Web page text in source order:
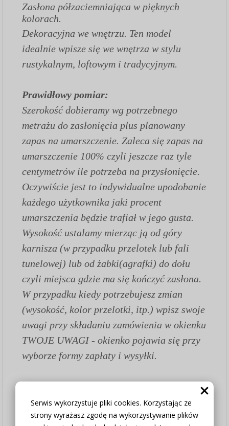
Serwis wykorzystuje pliki cookies. Korzystając ze
strony wyrażasz zgodę na wykorzystywanie plików
Zasłona półzaciemniająca w pięknych
kolorach.
Dekoracyjna we wnętrzu. Ten model
idealnie wpisze się we wnętrza w stylu
rustykalnym, loftowym i tradycyjnym.
Prawidłowy pomiar:
Szerokość dobieramy wg potrzebnego
metrażu do zasłonięcia plus planowany
zapas na umarszczenie. Zaleca się zapas na
umarszczenie 100% czyli jeszcze raz tyle
centymetrów ile potrzeba na przysłonięcie.
Oczywiście jest to indywidualne upodobanie
każdego użytkownika jaki procent
umarszczenia będzie trafiał w jego gusta.
Wysokość ustalamy mierząc ją od góry
karnisza (w przypadku przelotek lub fali
tunelowej) lub od żabki(agrafki) do dołu
czyli miejsca gdzie ma się kończyć zasłona.
W przypadku kiedy potrzebujesz zmian
(wysokość, kolor przelotki, itp.) wpisz swoje
uwagi przy składaniu zamówienia w okienku
TWOJE UWAGI - okienko pojawia się przy
wyborze formy zapłaty i wysyłki.
1.Wybierz opcję czy zasłona szyta na
wymiar czy chcesz zakupić tylko tkaninę w